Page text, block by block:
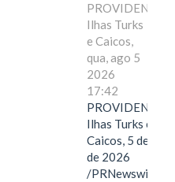
Ilhas Turks
e Caicos,
qua, ago 5
2026
17:42
Ilhas Turks e
Caicos, 5 de
de 2026
/PRNewswire/